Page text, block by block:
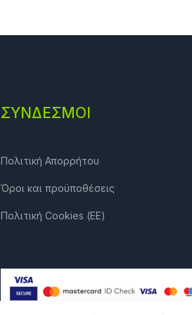
ΣΎΝΔΕΣΜΟΙ
Πολιτική Απορρήτου
Όροι και προϋποθέσεις
Πολιτική Cookies (ΕΕ)